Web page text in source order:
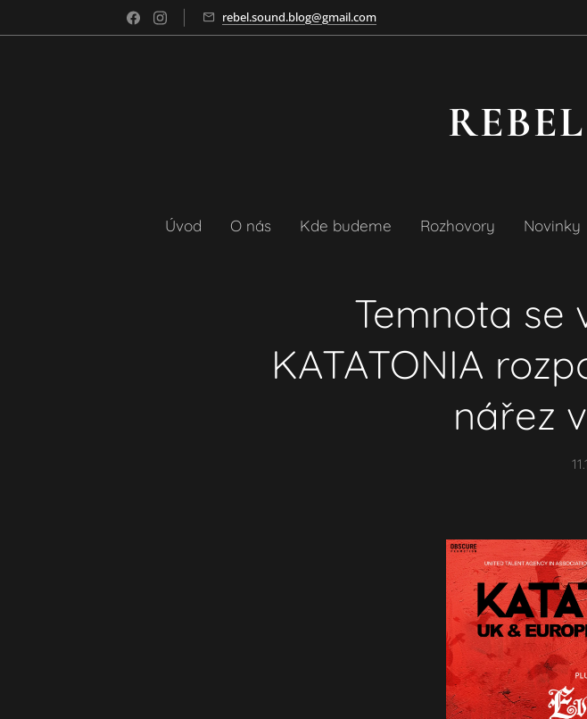
rebel.sound.blog@gmail.com
Úvod O nás Kde budeme Rozhovory Novinky
Temnota se
KATATONIA
nářez